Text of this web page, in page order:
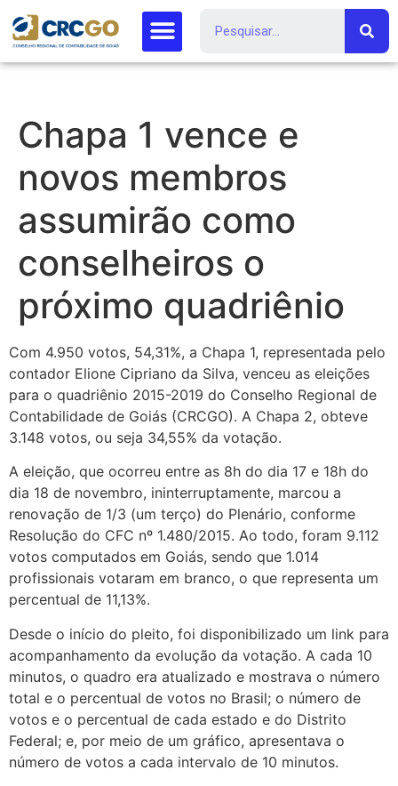
Chapa 1 vence e
novos membros
assumirão como
conselheiros o
próximo quadriênio
Com 4.950 votos, 54,31%, a Chapa 1, representada pelo
contador Elione Cipriano da Silva, venceu as eleições
para o quadriênio 2015-2019 do Conselho Regional de
Contabilidade de Goiás (CRCGO). A Chapa 2, obteve
3.148 votos, ou seja 34,55% da votação.
A eleição, que ocorreu entre as 8h do dia 17 e 18h do
dia 18 de novembro, ininterruptamente, marcou a
renovação de 1/3 (um terço) do Plenário, conforme
Resolução do CFC nº 1.480/2015. Ao todo, foram 9.112
votos computados em Goiás, sendo que 1.014
profissionais votaram em branco, o que representa um
percentual de 11,13%.
Desde o início do pleito, foi disponibilizado um link para
acompanhamento da evolução da votação. A cada 10
minutos, o quadro era atualizado e mostrava o número
total e o percentual de votos no Brasil; o número de
votos e o percentual de cada estado e do Distrito
Federal; e, por meio de um gráfico, apresentava o
número de votos a cada intervalo de 10 minutos.